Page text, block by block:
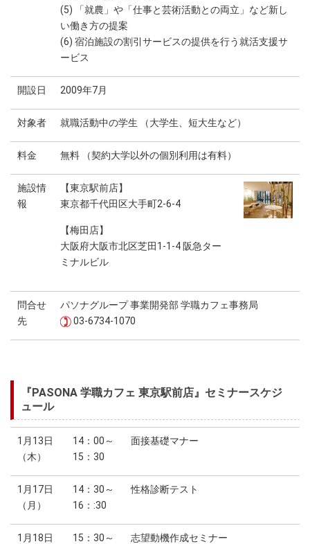
(5) 「就農」や「仕事と芸術活動との両立」など新し
い働き方の提案
(6) 宿泊施設の割引サービスの提供を行う就活支援サ
ービス
開設日 2009年7月
対象者 就職活動中の学生 （大学生、短大生など）
料金 無料 （契約大学以外の個別利用は有料）
施設情
報
【東京駅前店】
東京都千代田区大手町2-6-4
【梅田店】
大阪府大阪市北区芝田1-1-4 阪急ター
ミナルビル
問合せ
先
パソナグループ 事業開発部 学職カフェ事務局
03-6734-1070
『PASONA 学職カフェ 東京駅前店』セミナースケジ
ュール
1月13日
（木）
14：00～
15：30
面接基礎マナー
1月17日
（月）
14：30～
16：:30
性格診断テスト
1月18日
15：30～
志望動機作成セミナー